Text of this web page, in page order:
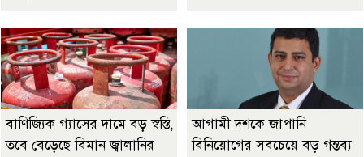
বাণিজ্যিক গ্যাসের দামে বড় স্বস্তি,
তবে বেড়েছে বিমান জ্বালানির
আগামী দশকে জাপানি
বিনিয়োগের সবচেয়ে বড় গন্তব্য